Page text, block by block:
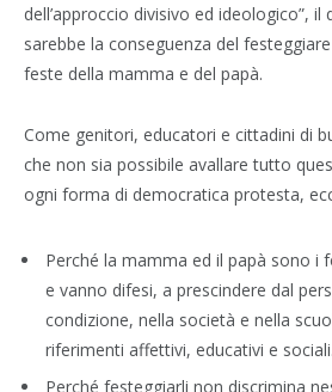
dell’approccio divisivo ed ideologico”,
sarebbe la conseguenza del
feste della mamma e del papà.
Come genitori, educatori e cittadini di
che non sia possibile avallare tutto
ogni forma di democratica protesta,
Perché la mamma ed il papà sono i
e vanno difesi, a prescindere dal
condizione, nella società e nella
riferimenti affettivi, educativi e sociali.
Perché festeggiarli non discrimina